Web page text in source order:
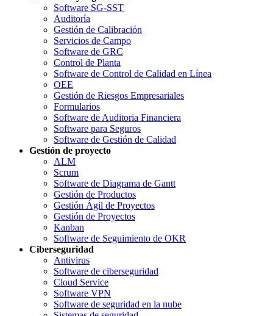
Software SG-SST
Auditoría
Gestión de Calibración
Servicios de Campo
Software de GRC
Control de Planta
Software de Control de Calidad en Línea
OEE
Gestión de Riesgos Empresariales
Formularios
Software de Auditoria Financiera
Software para Seguros
Software de Gestión de Calidad
Gestión de proyecto
ALM
Scrum
Software de Diagrama de Gantt
Gestión de Productos
Gestión Ágil de Proyectos
Gestión de Proyectos
Kanban
Software de Seguimiento de OKR
Ciberseguridad
Antivirus
Software de ciberseguridad
Cloud Service
Software VPN
Software de seguridad en la nube